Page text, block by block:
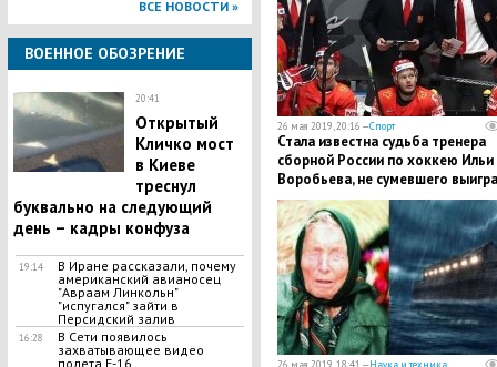
ВСЕ НОВОСТИ »
ВОЕННОЕ ОБОЗРЕНИЕ
20:41
Открытый
Кличко мост
в Киеве
треснул
буквально на следующий
день – кадры конфуза
19:14
В Иране рассказали, почему
американский авианосец
"Авраам Линкольн"
"испугался" зайти в
Персидский залив
16:28
​В Сети появилось
захватывающее видео
полета F-16,
26 мая 2019, 20:16 —Спорт
Стала известна судьба тренера
сборной России по хоккею Ильи
Воробьева, не сумевшего
чемпионат мира
26 мая 2019, 18:41 —Наука и техника